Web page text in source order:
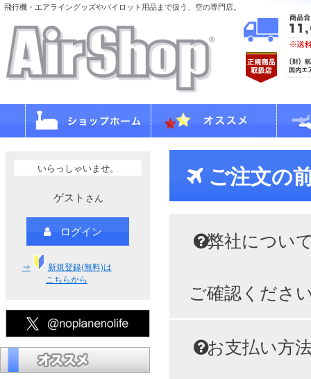
飛行機・エアライングッズやパイロット用品まで扱う、空の専門店。
いらっしゃいませ。
ゲスト さん
ログイン
⇒
新規登録(無料)は
こちらから
ご注文の
弊社につい
ご確認くださ
お支払い方